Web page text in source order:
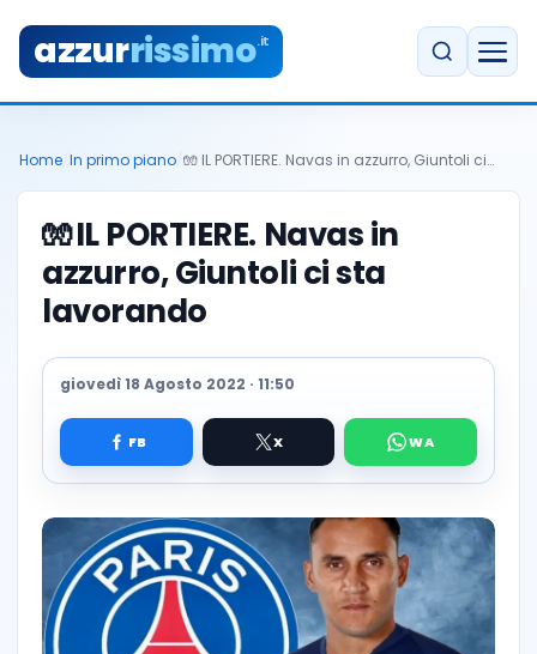
azzurrissimo.it
Home In primo piano 🧤 IL PORTIERE. Navas in azzurro, Giuntoli ci…
🧤IL PORTIERE. Navas in
azzurro, Giuntoli ci sta
lavorando
giovedì 18 Agosto 2022 · 11:50